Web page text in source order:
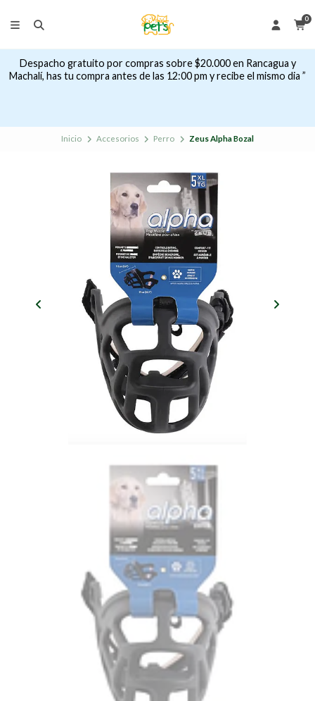
0
Despacho gratuito por compras sobre $20.000 en Rancagua y
Machalí, has tu compra antes de las 12:00 pm y recibe el mismo dia ”
Inicio Accesorios Perro Zeus Alpha Bozal